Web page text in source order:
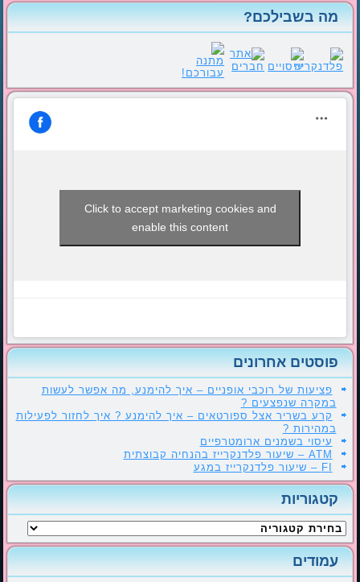
מה בשבילכם?
Click to accept marketing cookies and
enable this content
פוסטים אחרונים
פציעות של רוכבי אופניים – איך להימנע, מה אפשר לעשות
במקרה שנפצעים ?
קרע בשריר אצל ספורטאים – איך להימנע ? איך לחזור לפעילות
במהירות ?
עיסוי בשמנים ארומטרפיים
ATM – שיעור פלדנקרייז בהנחיה קבוצתית
FI – שיעור פלדנקרייז במגע
קטגוריות
קטגוריות
עמודים